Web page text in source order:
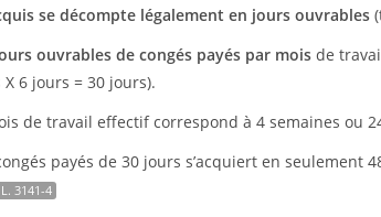
se décompte légalement en jours ouvrables
ouvrables de congés payés par mois de
6 jours = 30 jours).
de travail effectif correspond à 4 semaines ou
payés de 30 jours s’acquiert en seulement
3141-4